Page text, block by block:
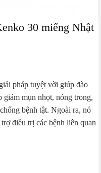
30 miếng Nhật
pháp tuyệt vời giúp đào
giảm mụn nhọt, nóng trong,
bệnh tật. Ngoài ra, nó
điều trị các bệnh liên quan